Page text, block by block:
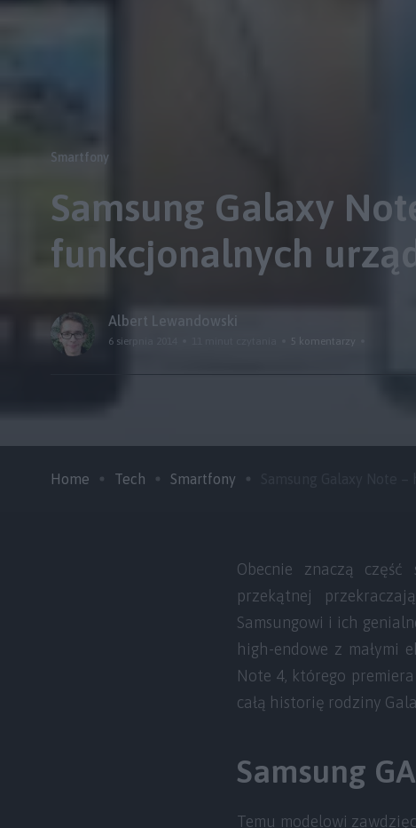
Smartfony
Samsung Galaxy
funkcjonalnych
Albert Lewandowski
6 sierpnia 2014 5 komentarzy
Home Tech Smartfony
Obecnie znaczą
przekątnej
Samsungowi i ich
high-endowe z małymi
Note 4, którego
całą historię rodziny
Samsung
Temu modelowi